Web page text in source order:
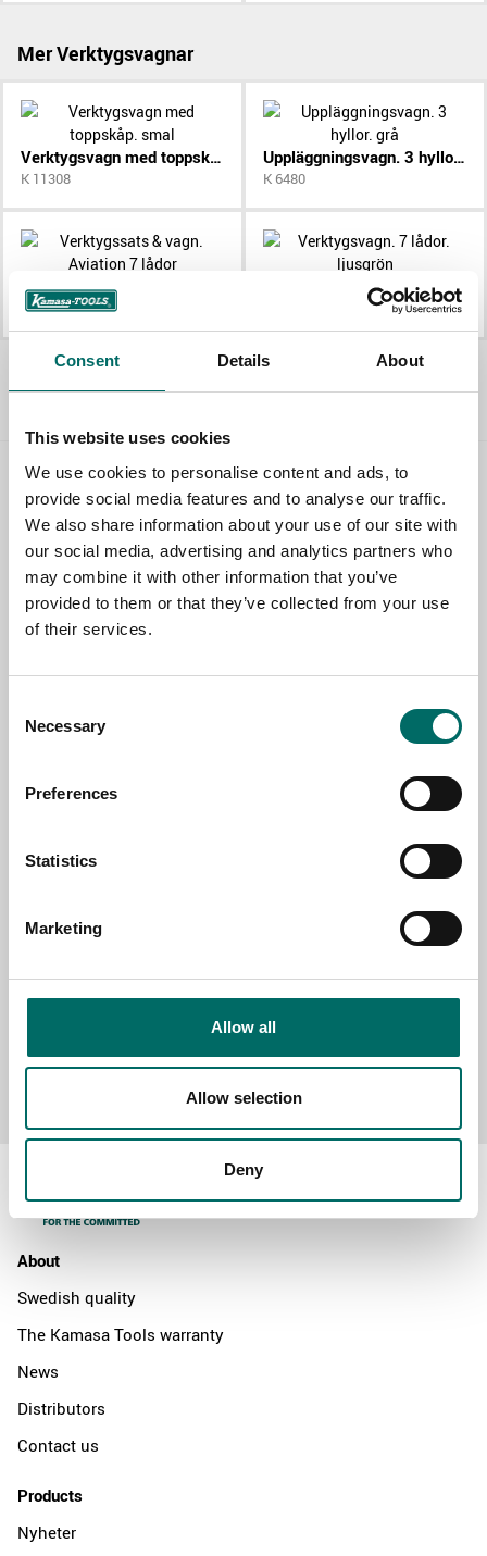
Consent Details About
This website uses cookies
We use cookies to personalise content and ads, to
provide social media features and to analyse our traffic.
We also share information about your use of our site with
our social media, advertising and analytics partners who
may combine it with other information that you’ve
provided to them or that they’ve collected from your use
of their services.
Selection
Necessary
Preferences
Statistics
Marketing
Allow all
Allow selection
Deny
Mer Verktygsvagnar
Verktygsvagn med toppskåp. smal
K 11308
Uppläggningsvagn. 3 hyllor. grå
K 6480
K 7649
Verktygsvagn. 7 lådor. ljusgrön
Allt Verktygsvagnar
Contact us
TOPIC
NAME
EMAIL
Send message
About
Swedish quality
The Kamasa Tools warranty
News
Distributors
Contact us
Products
Nyheter